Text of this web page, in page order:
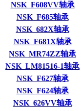
NSK F608VV轴承
NSK F685轴承
NSK 682X轴承
NSK F681X轴承
NSK MR74ZZ轴承
NSK LM81516-1轴承
NSK F627轴承
NSK F624轴承
NSK 626VV轴承